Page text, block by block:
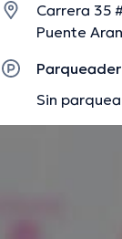
Carrera 35
Puente
Sin